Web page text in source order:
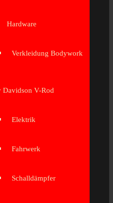
Hardware
Verkleidung Bodywork
Davidson V-Rod
Elektrik
Fahrwerk
Schalldämpfer